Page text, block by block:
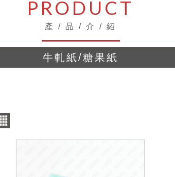
PRODUCT
產 / 品 / 介 / 紹
牛軋紙/糖果紙